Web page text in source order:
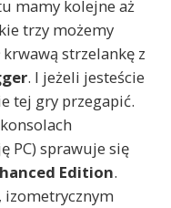
mamy kolejne aż
trzy możemy
krwawą strzelankę z
. I jeżeli jesteście
tej gry przegapić.
PC) sprawuje się
Edition.
izometrycznym